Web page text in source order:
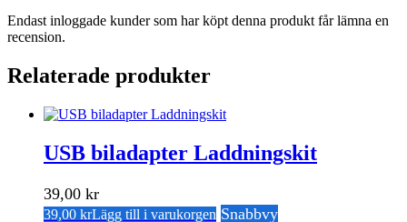
Endast inloggade kunder som har köpt denna produkt får lämna en
recension.
Relaterade produkter
USB biladapter Laddningskit
39,00 kr
39,00 krLägg till i varukorgen Snabbvy